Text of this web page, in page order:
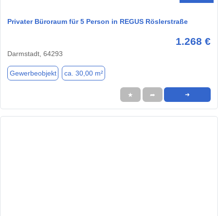
Privater Büroraum für 5 Person in REGUS Röslerstraße
1.268 €
Darmstadt, 64293
Gewerbeobjekt ca. 30,00 m²
★ ➦ ➜